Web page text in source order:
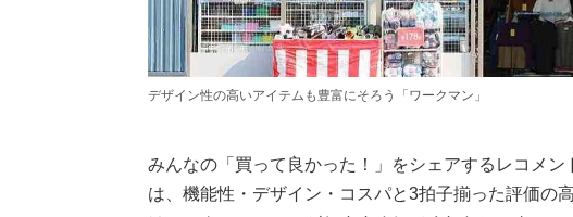
デザイン性の高いアイテムも豊富にそろう「ワークマン」
みんなの「買って良かった！」をシェアするレコメ
は、機能性・デザイン・コスパと3拍子揃った評価の